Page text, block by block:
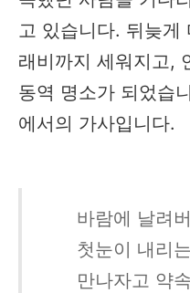
고 있습니다. 뒤늦게
래비까지 세워지고,
동역 명소가 되었습
에서의 가사입니다.
바람에 날려
첫눈이 내리
만나자고 약